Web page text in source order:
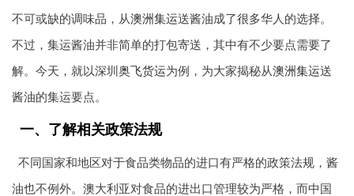
不可或缺的调味品，从澳洲集运送酱油成了很多华人的选择。
不过，集运酱油并非简单的打包寄送，其中有不少要点需要了
解。今天，就以深圳 奥飞货运为例，为大家揭秘从澳洲集运送
酱油的集运要点。
一、了解相关政策法规
不同国家和地区对于食品类物品的进口有严格的政策法规，酱
油也不例外。澳大利亚对食品的进出口管理较为严格，而中国